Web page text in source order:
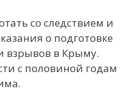
со следствием и
о подготовке
взрывов в Крыму.
с половиной годам